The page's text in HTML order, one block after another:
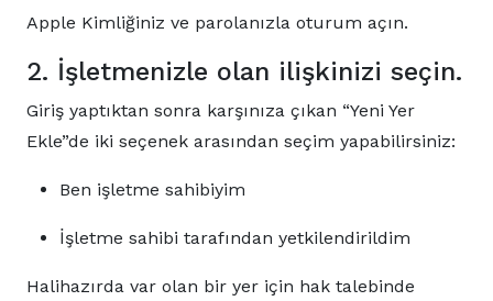
Apple Kimliğiniz ve parolanızla oturum açın.
2. İşletmenizle olan ilişkinizi seçin.
Giriş yaptıktan sonra karşınıza çıkan “Yeni Yer
Ekle”de iki seçenek arasından seçim yapabilirsiniz:
Ben işletme sahibiyim
İşletme sahibi tarafından yetkilendirildim
Halihazırda var olan bir yer için hak talebinde